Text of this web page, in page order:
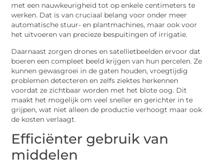
met een nauwkeurigheid tot op enkele centimeters te
werken. Dat is van cruciaal belang voor onder meer
automatische stuur- en plantmachines, maar ook voor
het uitvoeren van precieze bespuitingen of irrigatie.
Daarnaast zorgen drones en satellietbeelden ervoor dat
boeren een compleet beeld krijgen van hun percelen. Ze
kunnen gewasgroei in de gaten houden, vroegtijdig
problemen detecteren en zelfs ziektes herkennen
voordat ze zichtbaar worden met het blote oog. Dit
maakt het mogelijk om veel sneller en gerichter in te
grijpen, wat niet alleen de productie verhoogt maar ook
de kosten verlaagt.
Efficiënter gebruik van
middelen